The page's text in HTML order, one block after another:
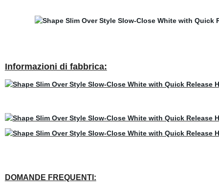
Informazioni di fabbrica:
DOMANDE FREQUENTI: